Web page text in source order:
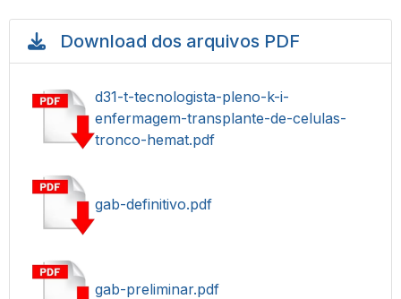
Download dos arquivos PDF
d31-t-tecnologista-pleno-k-i-
enfermagem-transplante-de-celulas-
tronco-hemat.pdf
gab-definitivo.pdf
gab-preliminar.pdf